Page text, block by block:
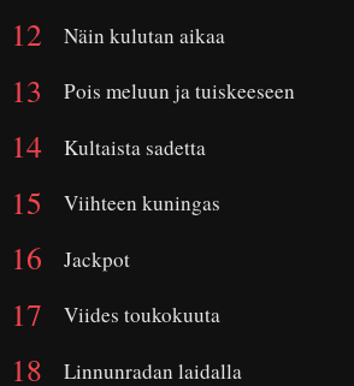
Näin kulutan aikaa
Pois meluun ja tuiskeeseen
Kultaista sadetta
Viihteen kuningas
Jackpot
Viides toukokuuta
Linnunradan laidalla